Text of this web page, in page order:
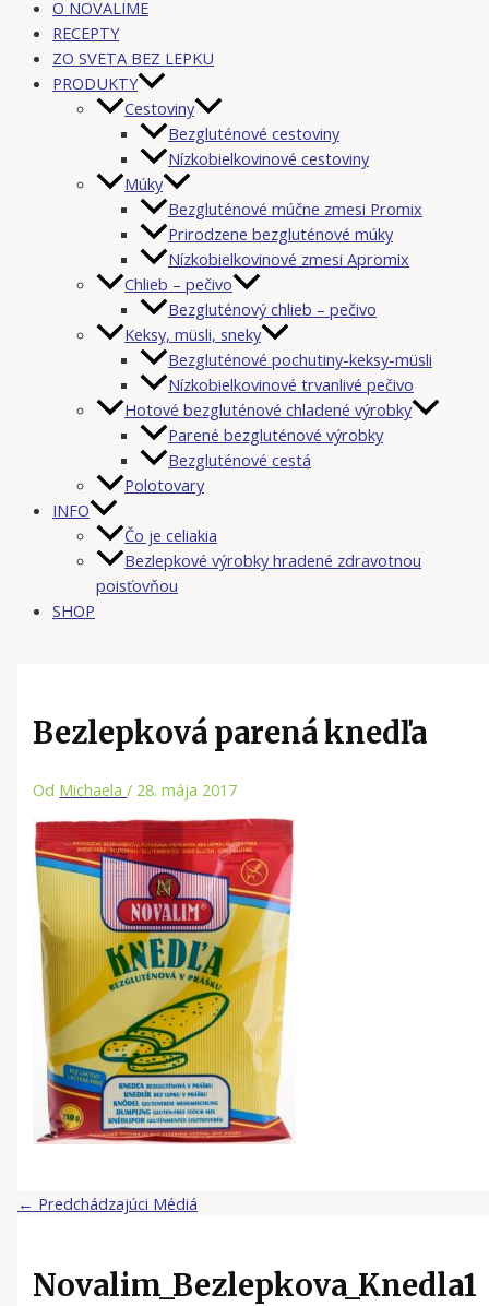
O NOVALIME
RECEPTY
ZO SVETA BEZ LEPKU
PRODUKTY
Cestoviny
Bezgluténové cestoviny
Nízkobielkovinové cestoviny
Múky
Bezgluténové múčne zmesi Promix
Prirodzene bezgluténové múky
Nízkobielkovinové zmesi Apromix
Chlieb – pečivo
Bezgluténový chlieb – pečivo
Keksy, müsli, sneky
Bezgluténové pochutiny-keksy-müsli
Nízkobielkovinové trvanlivé pečivo
Hotové bezgluténové chladené výrobky
Parené bezgluténové výrobky
Bezgluténové cestá
Polotovary
INFO
Čo je celiakia
Bezlepkové výrobky hradené zdravotnou
poisťovňou
SHOP
Bezlepková parená knedľa
Od Michaela/ 28. mája 2017
← Predchádzajúci Médiá
Novalim_Bezlepkova_Knedla1